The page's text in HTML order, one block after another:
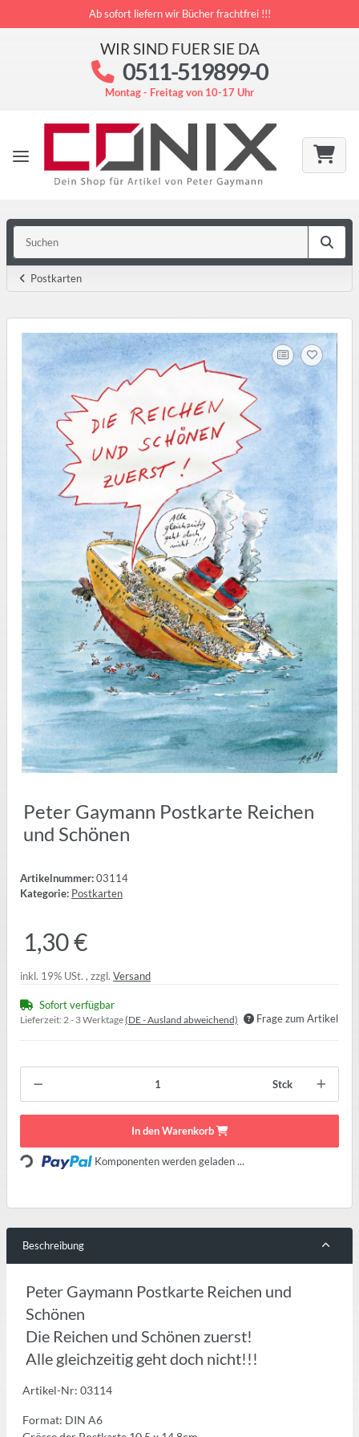
Ab sofort liefern wir Bücher frachtfrei !!!
WIR SIND FUER SIE DA
0511-519899-0
Montag - Freitag von 10-17 Uhr
Postkarten
Peter Gaymann Postkarte Reichen
und Schönen
Artikelnummer:03114
Kategorie: Postkarten
1,30 €
inkl. 19% USt. , zzgl. Versand
Sofort verfügbar
Lieferzeit: 2 - 3 Werktage(DE - Ausland abweichend) Frage zum Artikel
Stck
In den Warenkorb
Loading... Komponenten werden geladen ...
Beschreibung
Peter Gaymann Postkarte Reichen und
Schönen
Die Reichen und Schönen zuerst!
Alle gleichzeitig geht doch nicht!!!
Artikel-Nr: 03114
Format: DIN A6